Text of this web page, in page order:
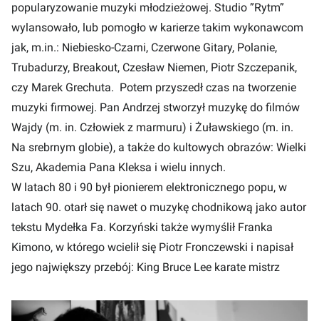
popularyzowanie muzyki młodzieżowej. Studio ”Rytm”
wylansowało, lub pomogło w karierze takim wykonawcom
jak, m.in.: Niebiesko-Czarni, Czerwone Gitary, Polanie,
Trubadurzy, Breakout, Czesław Niemen, Piotr Szczepanik,
czy Marek Grechuta. Potem przyszedł czas na tworzenie
muzyki firmowej. Pan Andrzej stworzył muzykę do filmów
Wajdy (m. in. Człowiek z marmuru) i Żuławskiego (m. in.
Na srebrnym globie), a także do kultowych obrazów: Wielki
Szu, Akademia Pana Kleksa i wielu innych.
W latach 80 i 90 był pionierem elektronicznego popu, w
latach 90. otarł się nawet o muzykę chodnikową jako autor
tekstu Mydełka Fa. Korzyński także wymyślił Franka
Kimono, w którego wcielił się Piotr Fronczewski i napisał
jego największy przebój: King Bruce Lee karate mistrz